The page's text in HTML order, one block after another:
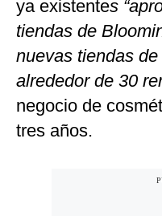
ya existentes
tiendas de
nuevas tiendas
alrededor de 30
negocio de
tres años.